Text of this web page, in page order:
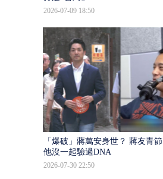
2026-07-09 18:50
「爆破」蔣萬安身世？ 蔣友青節
他沒一起驗過DNA
2026-07-30 22:50